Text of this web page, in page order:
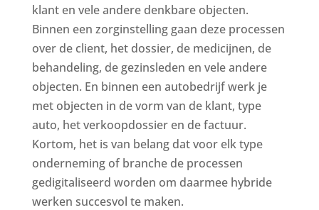
klant en vele andere denkbare objecten.
Binnen een zorginstelling gaan deze processen
over de client, het dossier, de medicijnen, de
behandeling, de gezinsleden en vele andere
objecten. En binnen een autobedrijf werk je
met objecten in de vorm van de klant, type
auto, het verkoopdossier en de factuur.
Kortom, het is van belang dat voor elk type
onderneming of branche de processen
gedigitaliseerd worden om daarmee hybride
werken succesvol te maken.